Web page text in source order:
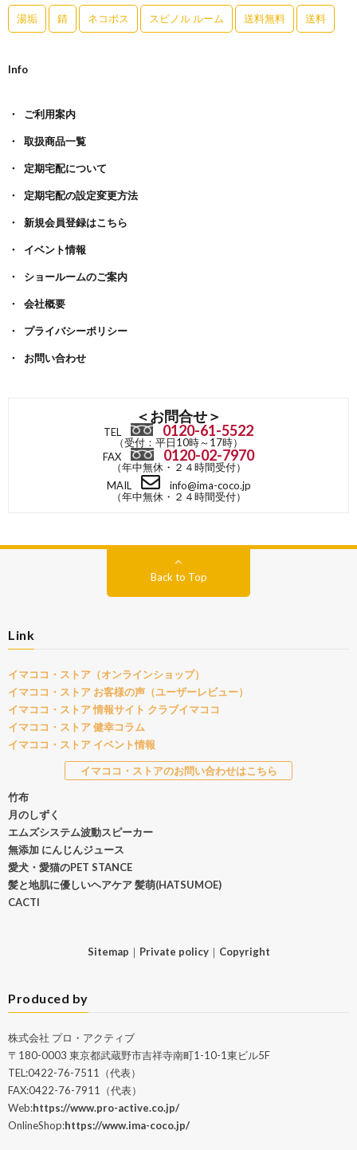
湯垢 錆 ネコポス スピノル ルーム 送料無料 送料
Info
ご利用案内
取扱商品一覧
定期宅配について
定期宅配の設定変更方法
新規会員登録はこちら
イベント情報
ショールームのご案内
会社概要
プライバシーポリシー
お問い合わせ
＜お問合せ＞
TEL 0120-61-5522
（受付：平日10時～17時）
FAX
0120-02-7970
（年中無休・２４時間受付）
MAIL
info@ima-coco.jp
（年中無休・２４時間受付）
Back to Top
Link
イマココ・ストア（オンラインショップ）
イマココ・ストア お客様の声（ユーザーレビュー）
イマココ・ストア 情報サイト クラブイマココ
イマココ・ストア 健幸コラム
イマココ・ストア イベント情報
イマココ・ストアのお問い合わせはこちら
竹布
月のしずく
エムズシステム波動スピーカー
無添加 にんじんジュース
愛犬・愛猫のPET STANCE
髪と地肌に優しいヘアケア 髪萌(HATSUMOE)
CACTI
Sitemap ｜ Private policy｜ Copyright
Produced by
株式会社 プロ・アクティブ
〒180-0003 東京都武蔵野市吉祥寺南町1-10-1東ビル5F
TEL:0422-76-7511（代表）
FAX:0422-76-7911（代表）
Web:https://www.pro-active.co.jp/
OnlineShop:https://www.ima-coco.jp/